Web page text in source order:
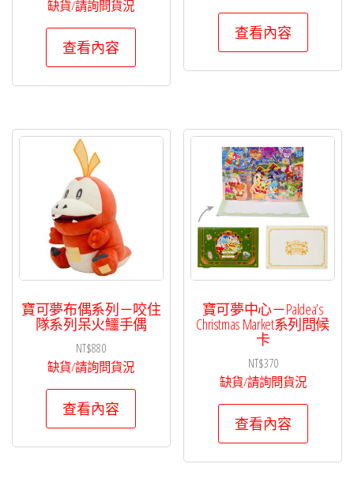
缺貨/請詢問貨況
查看內容
查看內容
寶可夢布偶系列－咬住
隊系列呆火鱷手偶
NT$880
缺貨/請詢問貨況
查看內容
寶可夢中心－Paldea’s
Christmas Market系列問候
卡
NT$370
缺貨/請詢問貨況
查看內容